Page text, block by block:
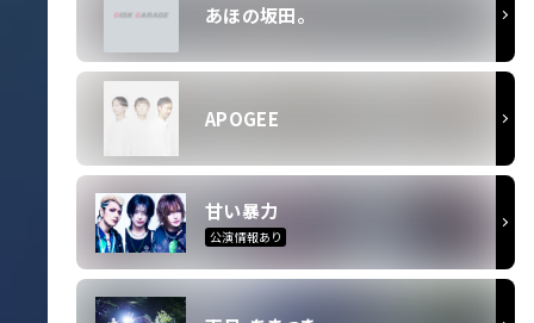
あほの坂田。
APOGEE
甘い暴力
公演情報あり